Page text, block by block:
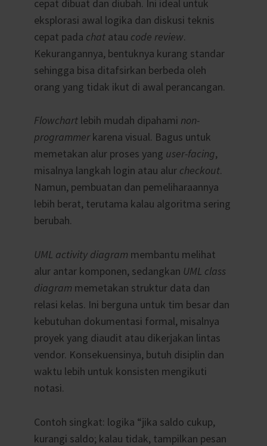
cepat dibuat dan diubah. Ini ideal untuk
eksplorasi awal logika dan diskusi teknis
cepat pada chat atau code review.
Kekurangannya, bentuknya kurang standar
sehingga bisa ditafsirkan berbeda oleh
orang yang tidak ikut di awal perancangan.
Flowchartlebih mudah dipahami non-
programmerkarena visual. Bagus untuk
memetakan alur proses yang user-facing,
misalnya langkah login atau alur checkout.
Namun, pembuatan dan pemeliharaannya
lebih berat, terutama kalau algoritma sering
berubah.
UML activity diagram membantu melihat
alur antar komponen, sedangkan UML class
diagram memetakan struktur data dan
relasi kelas. Ini berguna untuk tim besar dan
kebutuhan dokumentasi formal, misalnya
proyek yang diaudit atau dikerjakan lintas
vendor. Konsekuensinya, butuh disiplin dan
waktu lebih untuk konsisten mengikuti
notasi.
Contoh singkat: logika “jika saldo cukup,
kurangi saldo; kalau tidak, tampilkan pesan